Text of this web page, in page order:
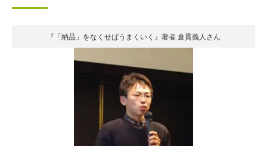
『「納品」をなくせばうまくいく』著者 倉貫義人さん